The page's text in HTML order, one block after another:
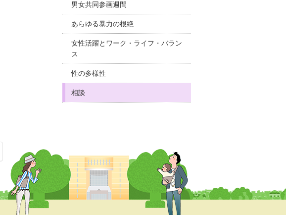
男女共同参画週間
あらゆる暴力の根絶
女性活躍とワーク・ライフ・バラン
ス
性の多様性
相談